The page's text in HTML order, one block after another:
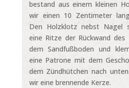
bestand aus einem kleinen
wir einen 10 Zentimeter
Den Holzklotz nebst Nagel
eine Ritze der Rückwand des
dem Sandfußboden und
eine Patrone mit dem
dem Zündhütchen nach
wir eine brennende Kerze.